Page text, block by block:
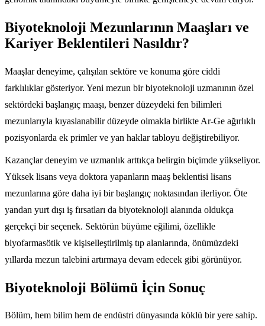
Biyoteknoloji Mezunlarının Maaşları ve
Kariyer Beklentileri Nasıldır?
Maaşlar deneyime, çalışılan sektöre ve konuma göre ciddi
farklılıklar gösteriyor. Yeni mezun bir biyoteknoloji uzmanının özel
sektördeki başlangıç maaşı, benzer düzeydeki fen bilimleri
mezunlarıyla kıyaslanabilir düzeyde olmakla birlikte Ar-Ge ağırlıklı
pozisyonlarda ek primler ve yan haklar tabloyu değiştirebiliyor.
Kazançlar deneyim ve uzmanlık arttıkça belirgin biçimde yükseliyor.
Yüksek lisans veya doktora yapanların maaş beklentisi lisans
mezunlarına göre daha iyi bir başlangıç noktasından ilerliyor. Öte
yandan yurt dışı iş fırsatları da biyoteknoloji alanında oldukça
gerçekçi bir seçenek. Sektörün büyüme eğilimi, özellikle
biyofarmasötik ve kişiselleştirilmiş tıp alanlarında, önümüzdeki
yıllarda mezun talebini artırmaya devam edecek gibi görünüyor.
Biyoteknoloji Bölümü İçin Sonuç
Bölüm, hem bilim hem de endüstri dünyasında köklü bir yere sahip.